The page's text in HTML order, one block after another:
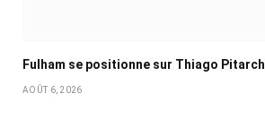
Fulham se positionne sur Thiago Pitarch
AOÛT 6, 2026